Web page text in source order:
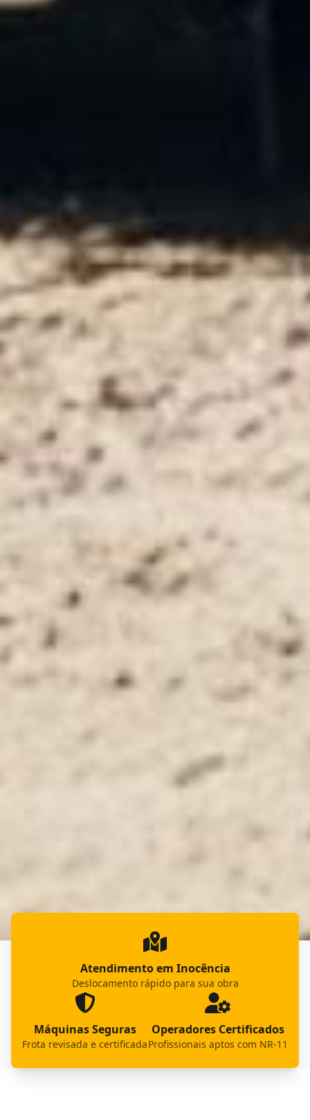
Atendimento em Inocência
Deslocamento rápido para sua obra
Máquinas Seguras
Frota revisada e certificada
Operadores Certificados
Profissionais aptos com NR-11